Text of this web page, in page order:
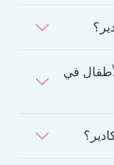
في